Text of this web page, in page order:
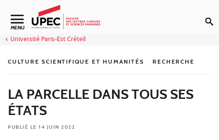
Aller au contenu
Navigation secondaire
MENU
Université Paris-Est Créteil
CULTURE SCIENTIFIQUE ET HUMANITÉS RECHERCHE
LA PARCELLE DANS TOUS SES
ÉTATS
PUBLIÉ LE 14 JUIN 2022